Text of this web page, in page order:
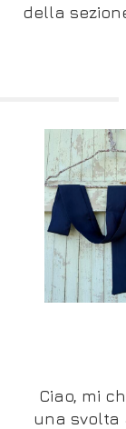
della
Ciao, mi
una svolta